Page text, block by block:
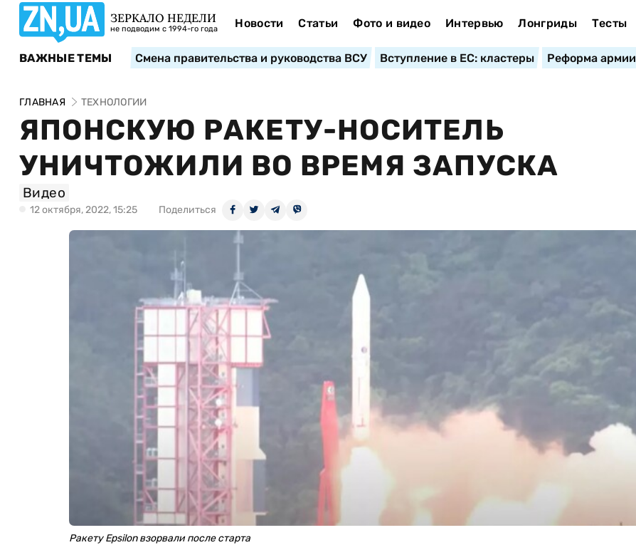
ЗЕРКАЛО НЕДЕЛИ
не подводим с 1994-го года Новости Статьи Фото и видео Интервью Лонгриды Тесты
ВАЖНЫЕ ТЕМЫ Смена правительства и руководства ВСУ Вступление в ЕС: кластеры Реформа армии
ГЛАВНАЯ ТЕХНОЛОГИИ
ЯПОНСКУЮ РАКЕТУ-НОСИТЕЛЬ
УНИЧТОЖИЛИ ВО ВРЕМЯ ЗАПУСКА
Видео
12 октября, 2022, 15:25 Поделиться
Ракету Epsilon взорвали после старта